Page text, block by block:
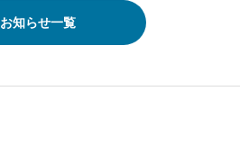
お知らせ一覧